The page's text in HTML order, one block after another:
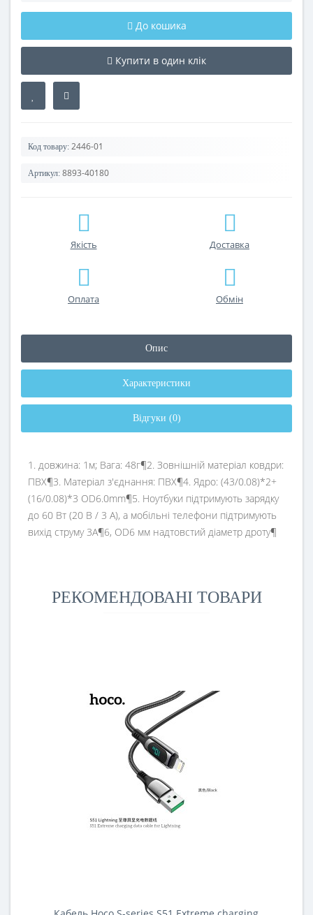
До кошика
Купити в один клік
Код товару: 2446-01
Артикул: 8893-40180
Якість Доставка
Оплата Обмін
Опис
Характеристики
Відгуки (0)
1. довжина: 1м; Вага: 48г¶2. Зовнішній матеріал ковдри:
ПВХ¶3. Матеріал з'єднання: ПВХ¶4. Ядро: (43/0.08)*2+
(16/0.08)*3 OD6.0mm¶5. Ноутбуки підтримують зарядку
до 60 Вт (20 В / 3 А), а мобільні телефони підтримують
вихід струму 3A¶6, OD6 мм надтовстий діаметр дроту¶
РЕКОМЕНДОВАНІ ТОВАРИ